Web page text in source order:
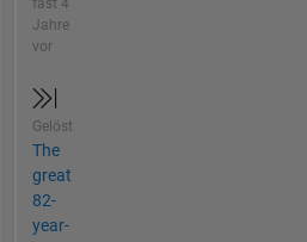
fast 4
Jahre
vor
Gelöst
The
great
82-
year-